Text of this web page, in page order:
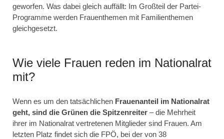
geworfen. Was dabei gleich auffällt: Im Großteil der Partei-
Programme werden Frauenthemen mit Familienthemen
gleichgesetzt.
Wie viele Frauen reden im Nationalrat
mit?
Wenn es um den tatsächlichen Frauenanteil im Nationalrat
geht, sind die Grünen die Spitzenreiter – die Mehrheit
ihrer im Nationalrat vertretenen Mitglieder sind Frauen. Am
letzten Platz findet sich die FPÖ, bei der von 38